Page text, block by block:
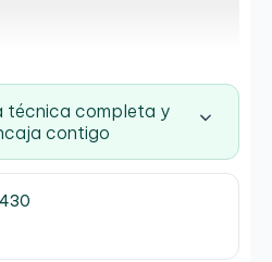
técnica completa y
contigo